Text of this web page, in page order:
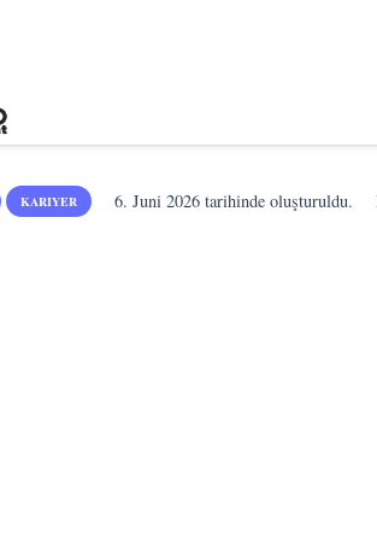
KARIYER 6. Juni 2026 tarihinde oluşturuldu.